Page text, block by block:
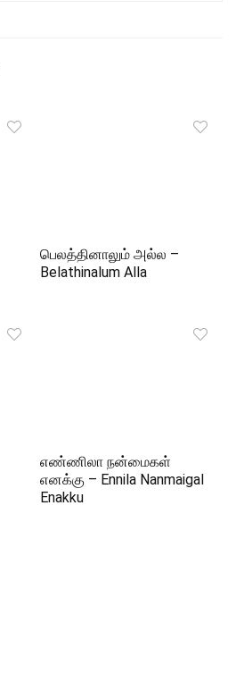
பெலத்தினாலும் அல்ல –
Belathinalum Alla
எண்ணிலா நன்மைகள்
எனக்கு – Ennila Nanmaigal
Enakku